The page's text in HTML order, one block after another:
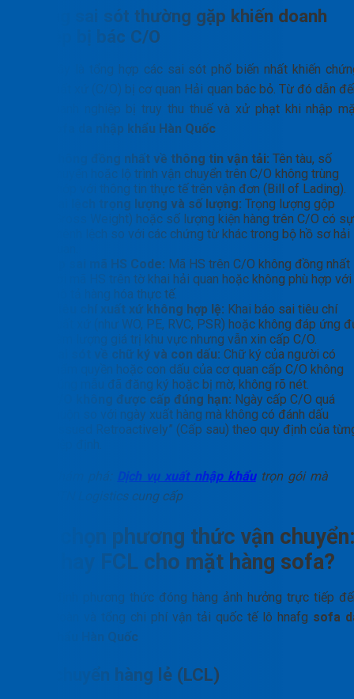
Những sai sót thường gặp khiến doanh
nghiệp bị bác C/O
Dưới đây là tổng hợp các sai sót phổ biến nhất khiến
nhận xuất xứ (C/O) bị cơ quan Hải quan bác bỏ. Từ đó dẫn
việc doanh nghiệp bị truy thu thuế và xử phạt khi nhập
sofa da nhập khẩu Hàn Quốc
Không đồng nhất về thông tin vận tải: Tên tàu, số
chuyến hoặc lộ trình vận chuyển trên C/O không trùng
khớp với thông tin thực tế trên vận đơn (Bill of Lading).
Sai lệch trọng lượng và số lượng: Trọng lượng gộp
(Gross Weight) hoặc số lượng kiện hàng trên C/O có sự
chênh lệch so với các chứng từ khác trong bộ hồ sơ hải
Áp sai mã HS Code: Mã HS trên C/O không đồng nhất
với mã HS trên tờ khai hải quan hoặc không phù hợp với
mô tả hàng hóa thực tế.
Tiêu chí xuất xứ không hợp lệ: Khai báo sai tiêu chí
xuất xứ (như WO, PE, RVC, PSR) hoặc không đáp ứng
hàm lượng giá trị khu vực nhưng vẫn xin cấp C/O.
Sai sót về chữ ký và con dấu: Chữ ký của người có
thẩm quyền hoặc con dấu của cơ quan cấp C/O không
đúng mẫu đã đăng ký hoặc bị mờ, không rõ nét.
C/O không được cấp đúng hạn: Ngày cấp C/O quá
muộn so với ngày xuất hàng mà không có đánh dấu
“Issued Retroactively” (Cấp sau) theo quy định của
hiệp định.
Khám phá: Dịch vụ xuất nhập khẩutrọn gói mà
PTN Logistics cung cấp
Lựa chọn phương thức vận
LCL hay FCL cho mặt hàng sofa?
Quyết định phương thức đóng hàng ảnh hưởng trực tiếp
độ an toàn và tổng chi phí vận tải quốc tế lô hnafg sofa
nhập khẩu Hàn Quốc
Vận chuyển hàng lẻ (LCL)